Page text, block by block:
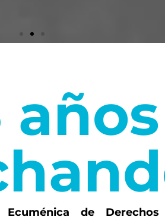
años
de Derechos